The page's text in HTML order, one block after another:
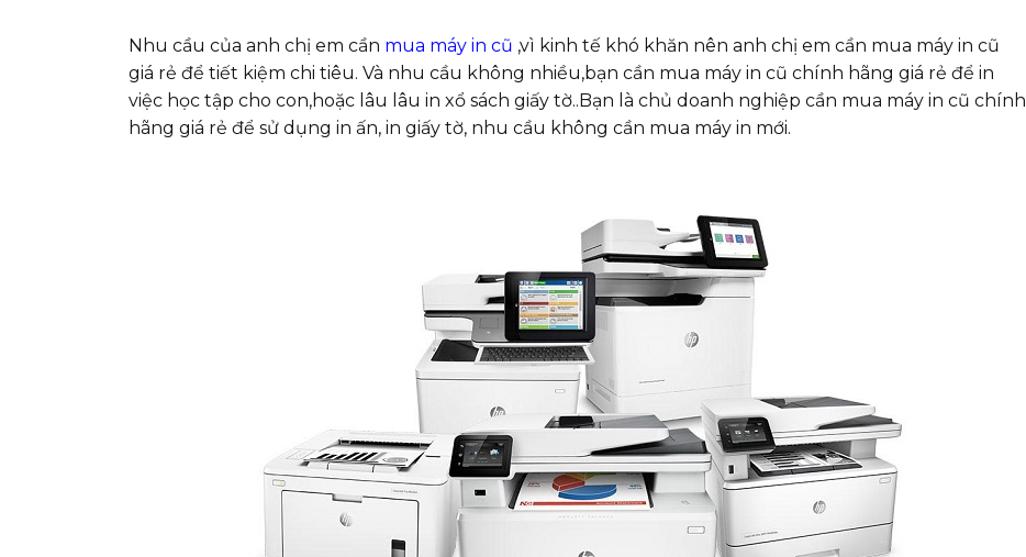
Nhu cầu của anh chị em cần mua máy in cũ ,vì kinh tế khó khăn nên anh chị em cần mua máy in cũ
giá rẻ để tiết kiệm chi tiêu. Và nhu cầu không nhiều,bạn cần mua máy in cũ chính hãng giá rẻ để in
việc học tập cho con,hoặc lâu lâu in xổ sách giấy tờ..Bạn là chủ doanh nghiệp cần mua máy in cũ chính
hãng giá rẻ để sử dụng in ấn, in giấy tờ, nhu cầu không cần mua máy in mới.